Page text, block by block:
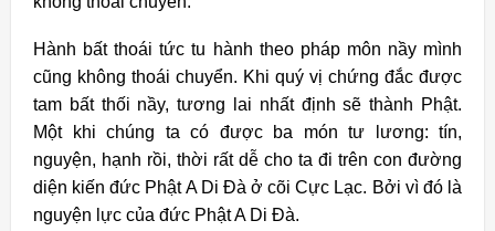
Hành bất thoái tức tu hành theo pháp môn nầy mình
cũng không thoái chuyển. Khi quý vị chứng đắc được
tam bất thối nầy, tương lai nhất định sẽ thành Phật.
Một khi chúng ta có được ba món tư lương: tín,
nguyện, hạnh rồi, thời rất dễ cho ta đi trên con đường
diện kiến đức Phật A Di Đà ở cõi Cực Lạc. Bởi vì đó là
nguyện lực của đức Phật A Di Đà.